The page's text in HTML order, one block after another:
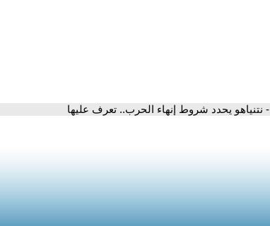
- نتنياهو يحدد شروط إنهاء الحرب.. تعرف عليها